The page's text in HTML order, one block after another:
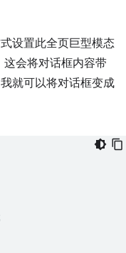
设置此全页巨型模态
这会将对话框内容带
就可以将对话框变成